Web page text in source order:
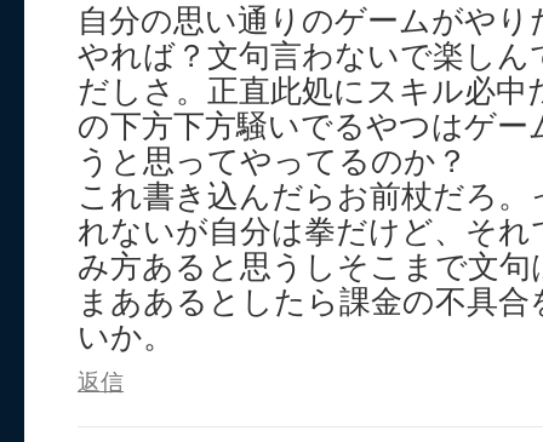
自分の思い通りのゲームがや
やれば？文句言わないで楽し
だしさ。正直此処にスキル必中
の下方下方騒いでるやつはゲー
うと思ってやってるのか？
これ書き込んだらお前杖だろ
れないが自分は拳だけど、そ
み方あると思うしそこまで文句
まああるとしたら課金の不具
いか。
返信